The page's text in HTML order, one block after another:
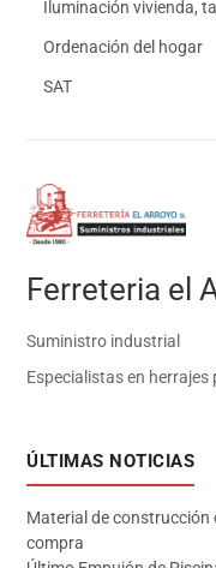
Iluminación vivienda,
Ordenación del hogar
SAT
Ferreteria el
Suministro industrial
Especialistas en herrajes
ÚLTIMAS NOTICIAS
Material de construcción
compra